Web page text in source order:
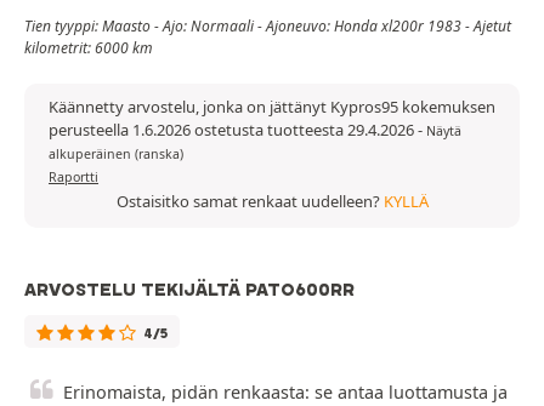
Tien tyyppi: Maasto - Ajo: Normaali - Ajoneuvo: Honda xl200r 1983 - Ajetut
kilometrit: 6000 km
Käännetty arvostelu, jonka on jättänyt Kypros95 kokemuksen
perusteella 1.6.2026 ostetusta tuotteesta 29.4.2026- Näytä
alkuperäinen (ranska)
Raportti
Ostaisitko samat renkaat uudelleen? KYLLÄ
ARVOSTELU TEKIJÄLTÄ PATO600RR
4/5
Erinomaista, pidän renkaasta: se antaa luottamusta ja